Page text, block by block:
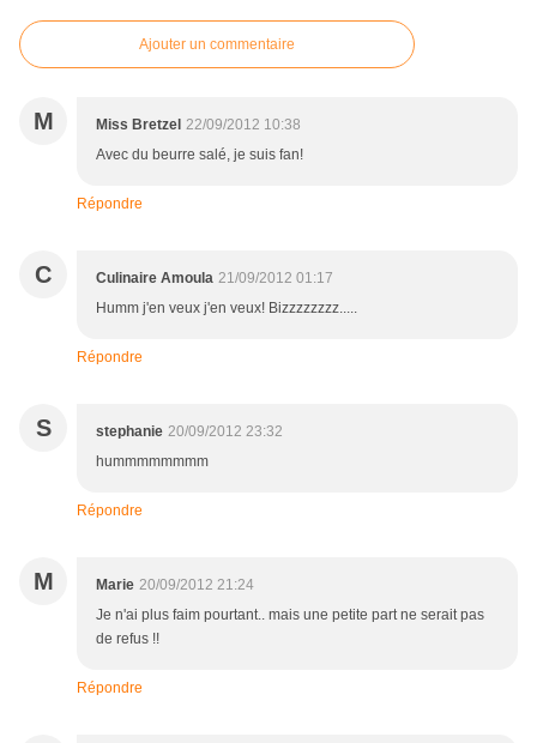
Ajouter un commentaire
M Miss Bretzel 22/09/2012 10:38
Avec du beurre salé, je suis fan!
Répondre
C Culinaire Amoula 21/09/2012 01:17
Humm j'en veux j'en veux! Bizzzzzzzz.....
Répondre
S stephanie 20/09/2012 23:32
hummmmmmmm
Répondre
M Marie 20/09/2012 21:24
Je n'ai plus faim pourtant.. mais une petite part ne serait pas
de refus !!
Répondre